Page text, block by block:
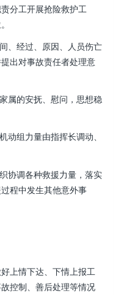
责分工开展抢险救护工
经过、原因、人员伤亡
并提出对事故责任者处理意
属的安抚 、慰问，思想稳
动组力量由指挥长调动、
调各种救援力量，落实
过程中发生其他意外事
上情下达、下情上报工
故控制 、善后处理等情况